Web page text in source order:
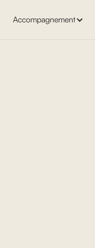
Accompagnement